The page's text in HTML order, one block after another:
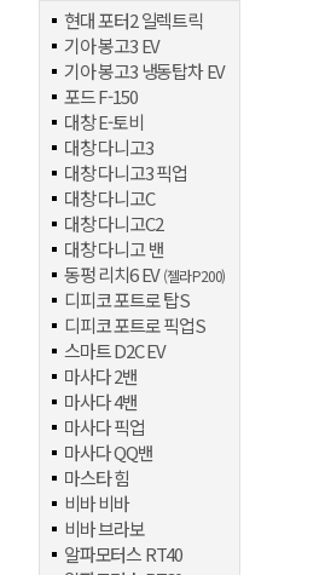
현대 포터2 일렉트릭
기아 봉고3 EV
기아 봉고3 냉동탑차 EV
포드 F-150
대창 E-토비
대창 다니고3
대창 다니고3 픽업
대창 다니고C
대창 다니고C2
대창 다니고 밴
동펑 리치6 EV(젤라 P200)
디피코 포트로 탑S
디피코 포트로 픽업S
스마트 D2C EV
마사다 2밴
마사다 4밴
마사다 픽업
마사다 QQ밴
마스타 힘
비바 비바
비바 브라보
알파모터스 RT40